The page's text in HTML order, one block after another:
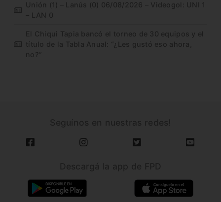
Unión (1) – Lanús (0) 06/08/2026 – Videogol: UNI 1
– LAN 0
El Chiqui Tapia bancó el torneo de 30 equipos y el
título de la Tabla Anual: “¿Les gustó eso ahora,
no?”